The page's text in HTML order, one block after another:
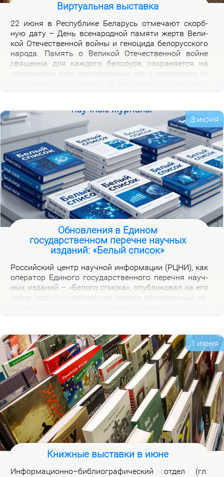
Виртуальная выставка
22 июня в Рес­пуб­ли­ке Бе­ла­русь от­ме­ча­ют скорб­
ную да­ту – День все­на­род­ной па­мя­ти жертв Ве­ли­
кой Оте­че­ствен­ной вой­ны и ге­но­ци­да бе­ло­рус­ско­го
на­ро­да. Па­мять о Ве­ли­кой Оте­че­ствен­ной войне
свя­щен­на для каж­до­го бе­ло­ру­са, со­хра­ня­ет­ся на
пер­вых дней вой­ны», ко­то­рая по­свя­ща­ет­ся тра­ги­че­
ским и ге­ро­и­че­ским стра­ни­цам ис­то­рии борь­бы с
немец­ко-фа­шист­ски­ми за­хват­чи­ка­ми в на­чаль­ный
пе­ри­од вой­ны.
3 июня
Обновления в Едином
государственном перечне научных
изданий: «Белый список»
Рос­сий­ский центр на­уч­ной ин­фор­ма­ции (РЦНИ), как
опе­ра­тор Еди­но­го го­судар­ствен­но­го пе­реч­ня на­уч­
ных из­да­ний – «Бе­ло­го спис­ка», опуб­ли­ко­вал на его
на­лов на вклад­ке «Уров­ни» раз­ме­ще­ны при­ме­ча­ния,
по­яс­ня­ю­щие при­чи­ны вклю­че­ния жур­на­лов и из­ме­
не­ния уров­ней.
1 июня
Книжные выставки в июне
Ин­фор­ма­ци­он­но–биб­лио­гра­фи­че­ский от­дел (гл.